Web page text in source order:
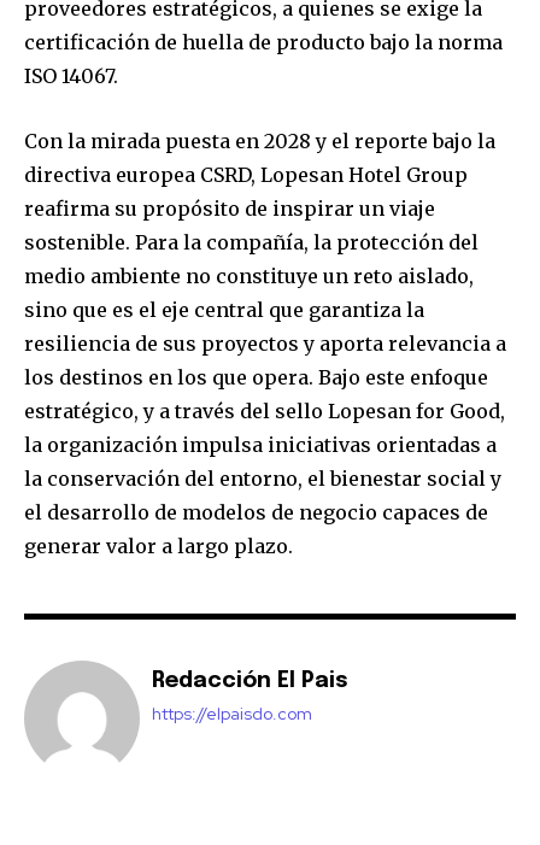
proveedores estratégicos, a quienes se exige la
certificación de huella de producto bajo la norma
ISO 14067.
Con la mirada puesta en 2028 y el reporte bajo la
directiva europea CSRD, Lopesan Hotel Group
reafirma su propósito de inspirar un viaje
sostenible. Para la compañía, la protección del
medio ambiente no constituye un reto aislado,
sino que es el eje central que garantiza la
resiliencia de sus proyectos y aporta relevancia a
los destinos en los que opera. Bajo este enfoque
estratégico, y a través del sello Lopesan for Good,
la organización impulsa iniciativas orientadas a
la conservación del entorno, el bienestar social y
el desarrollo de modelos de negocio capaces de
generar valor a largo plazo.
Redacción El Pais
https://elpaisdo.com